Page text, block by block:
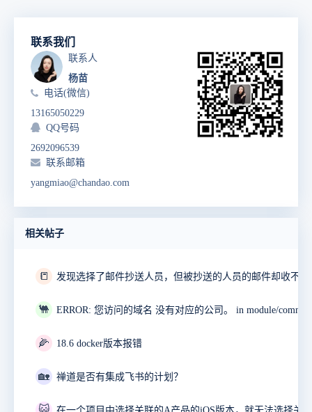
联系我们
联系人
杨苗
电话(微信)
13165050229
QQ号码
2692096539
联系邮箱
yangmiao@chandao.com
相关帖子
📒 发现选择了邮件抄送人员，但被抄送的人员的邮件却收不到
🐫
🌽 18.6 docker版本报错
🏡 禅道是否有集成飞书的计划？
😺